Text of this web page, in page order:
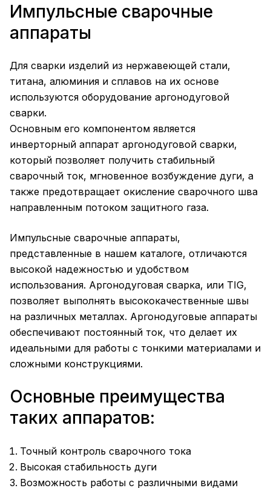
Импульсные сварочные
аппараты
Для сварки изделий из нержавеющей стали,
титана, алюминия и сплавов на их основе
используются оборудование аргонодуговой
сварки.
Основным его компонентом является
инверторный аппарат аргонодуговой сварки,
который позволяет получить стабильный
сварочный ток, мгновенное возбуждение дуги, а
также предотвращает окисление сварочного шва
направленным потоком защитного газа.
Импульсные сварочные аппараты,
представленные в нашем каталоге, отличаются
высокой надежностью и удобством
использования. Аргонодуговая сварка, или TIG,
позволяет выполнять высококачественные швы
на различных металлах. Аргонодуговые аппараты
обеспечивают постоянный ток, что делает их
идеальными для работы с тонкими материалами и
сложными конструкциями.
Основные преимущества
таких аппаратов:
Точный контроль сварочного тока
Высокая стабильность дуги
Возможность работы с различными видами